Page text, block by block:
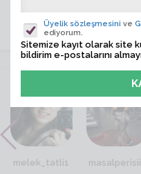
melek_tatli1
Üyelik sözleşmesini ve
ediyorum.
Sitemize kayıt olarak site
bildirim e-postalarını